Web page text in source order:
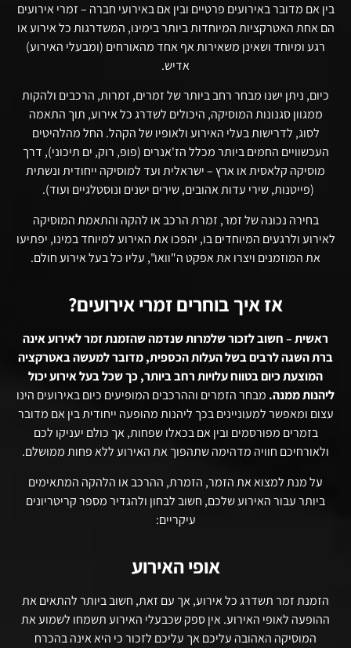
בין אם מדובר באירועים פרטיים ובין אם באירועי חברה – זמרי אירועים
הם אחת האטרקציות המיוחדות ביותר בימינו, המשדרגות כל אירוע או
רגע ומיוחד ושאינן משאירות אף אחד מהאורחים (ומבעלי האירוע)
אדיש.
כיום, ניתן ישנו מבחר רחב ביותר של זמרים, זמרות, הרכבים ולהקות
ממגוון סגנונות המוסיקה, היכולים לשדרג כל אירוע, תוך התאמה
לסוג, לדרישות בעלי האירוע ולאופיו של הקהל. החל מהלהיטים
העכשוויים החמים ביותר מכלל הז'אנרים (פופ, רוק, ים תיכוני), דרך
מוסיקה קלאסית או ארץ – ישראלית ועד למוסיקה ייחודית ונשתית
(פייטנות, שירי עדות אהובים, שירים ישנים ונוסטלגיים ועוד).
בחירה נכונה של זמר, זמרת הרכב או להקה והתאמת המוסיקה
לאירוע ולרגעים המיוחדים בו, יהפכו את האירוע למיוחד במינו, יפתיעו
את המוזמנים ויצרו את אפקט ה"וואו", עליו כל בעל אירוע חולם.
אז איך בוחרים זמרי אירועים?
ראשית – חשוב לזכור שלמרות שנדמה שהזמנת זמר לאירוע אינה
ברת השגה לרבים בשל העלות הכספית, מדובר למעשה באטרקציה
המוצעת כיום בטווח עלויות רחב ביותר, כך שכל בעל אירוע יכול
ליהנות ממנה. מבחר הזמרים וההרכבים המופיעים כיום באירועים הינו
עצום ומאפשר למעוניינים בכך ליהנות מהופעה ייחודית בין אם מדובר
בזמרים מפורסמים ובין אם בכאלו שפחות, אך כולם יעניקו לכם
ולאורחיכם חוויה מדהימה שתהפוך את האירוע ללא פחות ממושלם.
על מנת למצוא את הזמר, הזמרת, ההרכב או הלהקה המתאימים
ביותר עבור האירוע שלכם, חשוב לבחון ולהגדיר מספר קריטריונים
עיקריים:
אופי האירוע
הזמנת זמר תשדרג כל אירוע, אך עם זאת, חשוב ביותר להתאים את
ההופעה לאופי האירוע. אין ספק שכבעלי האירוע תשמחו לשמוע את
המוסיקה האהובה עליכם אך עליכם לזכור כי היא אינה בהכרח